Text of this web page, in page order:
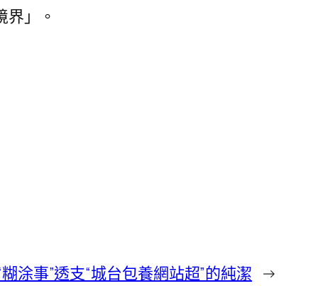
界」。
涂事”透支“城台包養網站超”的純潔 →